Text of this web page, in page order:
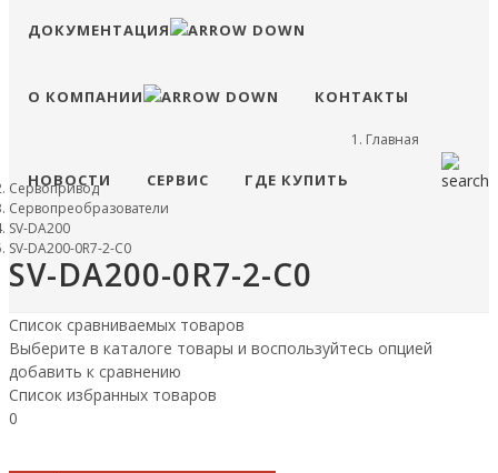
ДОКУМЕНТАЦИЯ
О КОМПАНИИ КОНТАКТЫ
НОВОСТИ СЕРВИС ГДЕ КУПИТЬ
Главная
Сервопривод
Сервопреобразователи
SV-DA200
SV-DA200-0R7-2-C0
SV-DA200-0R7-2-C0
Список сравниваемых товаров
Выберите в каталоге товары и воспользуйтесь опцией
добавить к сравнению
Список избранных товаров
0